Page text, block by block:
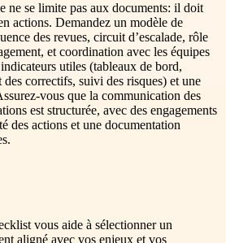
ne se limite pas aux documents: il doit
actions. Demandez un modèle de
des revues, circuit d’escalade, rôle
et coordination avec les équipes
utiles (tableaux de bord,
des correctifs, suivi des risques) et une
vous que la communication des
est structurée, avec des engagements
des actions et une documentation
vous aide à sélectionner un
aligné avec vos enjeux et vos